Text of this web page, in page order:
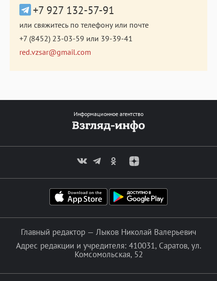
+7 927 132-57-91
или свяжитесь по телефону или почте
+7 (8452) 23-03-59 или 39-39-41
red.vzsar@gmail.com
Информационное агентство
Главный редактор — Лыков Николай Валерьевич
Адрес редакции и учредителя: 410031, Саратов, ул.
Комсомольская, 52